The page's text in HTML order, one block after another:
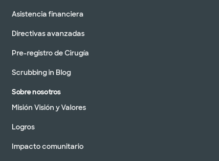
Asistencia financiera
Directivas avanzadas
Pre-registro de Cirugía
Scrubbing in Blog
Sobre nosotros
Misión Visión y Valores
Logros
Impacto comunitario